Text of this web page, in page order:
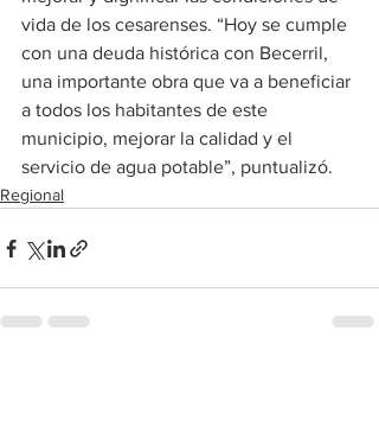
vida de los cesarenses. “Hoy se cumple
con una deuda histórica con Becerril,
una importante obra que va a beneficiar
a todos los habitantes de este
municipio, mejorar la calidad y el
servicio de agua potable”, puntualizó.
Regional